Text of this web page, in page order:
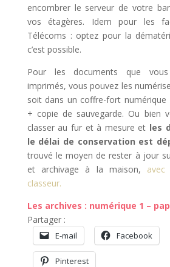
encombrer le serveur de votre
vos étagères. Idem pour les
Télécoms : optez pour la
c’est possible.
Pour les documents que
imprimés, vous pouvez les
soit dans un coffre-fort
+ copie de sauvegarde. Ou bien
classer au fur et à mesure et les
le délai de conservation est
trouvé le moyen de rester à jour
et archivage à la maison,
classeur.
Les archives : numérique 1 –
Partager :
E-mail Facebook
Pinterest